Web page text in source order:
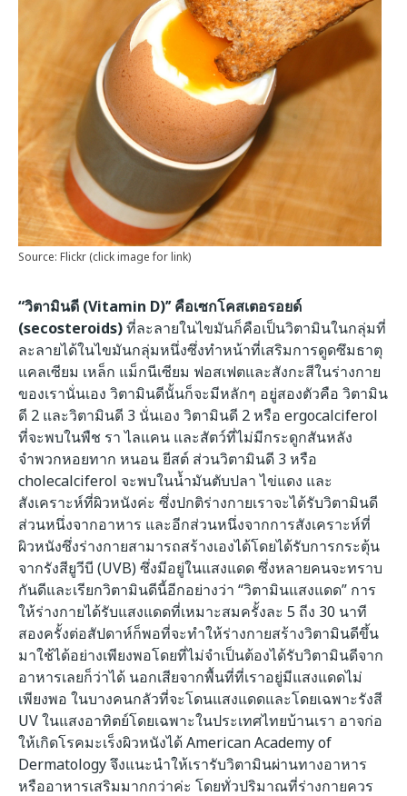
Source: Flickr (click image for link)
“วิตามินดี (Vitamin D)’’คือเซกโคสเตอรอยด์
(secosteroids)ที่ละลายในไขมันก็คือเป็นวิตามินในกลุ่มที่
ละลายได้ในไขมันกลุ่มหนึ่งซึ่งทำหน้าที่เสริมการดูดซึมธาตุ
แคลเซียม เหล็ก แม็กนีเซียม ฟอสเฟตและสังกะสีในร่างกาย
ของเรานั่นเอง วิตามินดีนั้นก็จะมีหลักๆ อยู่สองตัวคือ วิตามิน
ดี 2 และวิตามินดี 3 นั่นเอง วิตามินดี 2 หรือ ergocalciferol
ที่จะพบในพืช รา ไลแคน และสัตว์ที่ไม่มีกระดูกสันหลัง
จำพวกหอยทาก หนอน ยีสต์ ส่วนวิตามินดี 3 หรือ
cholecalciferol จะพบในน้ำมันตับปลา ไข่แดง และ
สังเคราะห์ที่ผิวหนังค่ะ ซึ่งปกติร่างกายเราจะได้รับวิตามินดี
ส่วนหนึ่งจากอาหาร และอีกส่วนหนึ่งจากการสังเคราะห์ที่
ผิวหนังซึ่งร่างกายสามารถสร้างเองได้โดยได้รับการกระตุ้น
จากรังสียูวีบี (UVB) ซึ่งมีอยู่ในแสงแดด ซึ่งหลายคนจะทราบ
กันดีและเรียกวิตามินดีนี้อีกอย่างว่า “วิตามินแสงแดด” การ
ให้ร่างกายได้รับแสงแดดที่เหมาะสมครั้งละ 5 ถีง 30 นาที
สองครั้งต่อสัปดาห์ก็พอที่จะทำให้ร่างกายสร้างวิตามินดีขึ้น
มาใช้ได้อย่างเพียงพอโดยที่ไม่จำเป็นต้องได้รับวิตามินดีจาก
อาหารเลยก็ว่าได้ นอกเสียจากพื้นที่ที่เราอยู่มีแสงแดดไม่
เพียงพอ ในบางคนกลัวที่จะโดนแสงแดดและโดยเฉพาะรังสี
UV ในแสงอาทิตย์โดยเฉพาะในประเทศไทยบ้านเรา อาจก่อ
ให้เกิดโรคมะเร็งผิวหนังได้ American Academy of
Dermatology จึงแนะนำให้เรารับวิตามินผ่านทางอาหาร
หรืออาหารเสริมมากกว่าค่ะ โดยทั่วปริมาณที่ร่างกายควร